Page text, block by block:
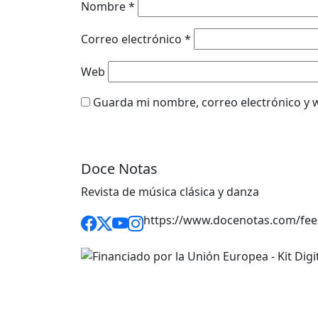
Nombre*
Correo electrónico *
Web
Guarda mi nombre, correo electrónico y
Doce Notas
Revista de música clásica y danza
https://www.docenotas.com/